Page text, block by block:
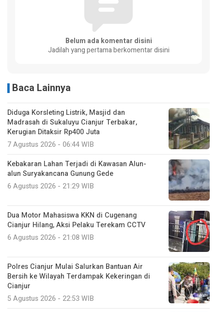
Belum ada komentar disini
Jadilah yang pertama berkomentar disini
Baca Lainnya
Diduga Korsleting Listrik, Masjid dan
Madrasah di Sukaluyu Cianjur Terbakar,
Kerugian Ditaksir Rp400 Juta
7 Agustus 2026 - 06:44 WIB
Kebakaran Lahan Terjadi di Kawasan Alun-
alun Suryakancana Gunung Gede
6 Agustus 2026 - 21:29 WIB
Dua Motor Mahasiswa KKN di Cugenang
Cianjur Hilang, Aksi Pelaku Terekam CCTV
6 Agustus 2026 - 21:08 WIB
Polres Cianjur Mulai Salurkan Bantuan Air
Bersih ke Wilayah Terdampak Kekeringan di
Cianjur
5 Agustus 2026 - 22:53 WIB